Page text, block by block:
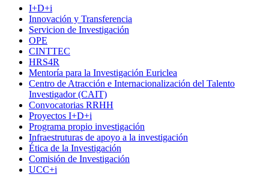
I+D+i
Innovación y Transferencia
Servicion de Investigación
OPE
CINTTEC
HRS4R
Mentoría para la Investigación Euriclea
Centro de Atracción e Internacionalización del Talento
Investigador (CAIT)
Convocatorias RRHH
Proyectos I+D+i
Programa propio investigación
Infraestruturas de apoyo a la investigación
Ética de la Investigación
Comisión de Investigación
UCC+i